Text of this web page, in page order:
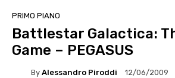
PRIMO PIANO
Battlestar Galactica:
Game – PEGASUS
By Alessandro Piroddi 12/06/2009